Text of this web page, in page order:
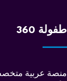
طفولة 360
منصة عربية